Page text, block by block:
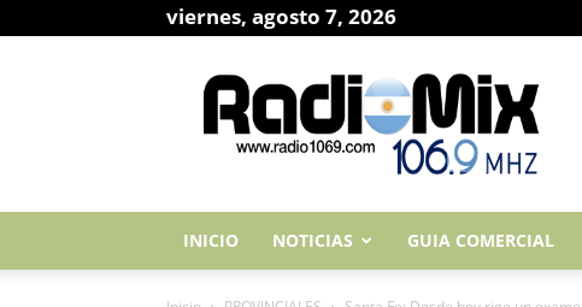
viernes, agosto 7, 2026
RadioMix
Noticias
INICIO NOTICIAS GUIA COMERCIAL